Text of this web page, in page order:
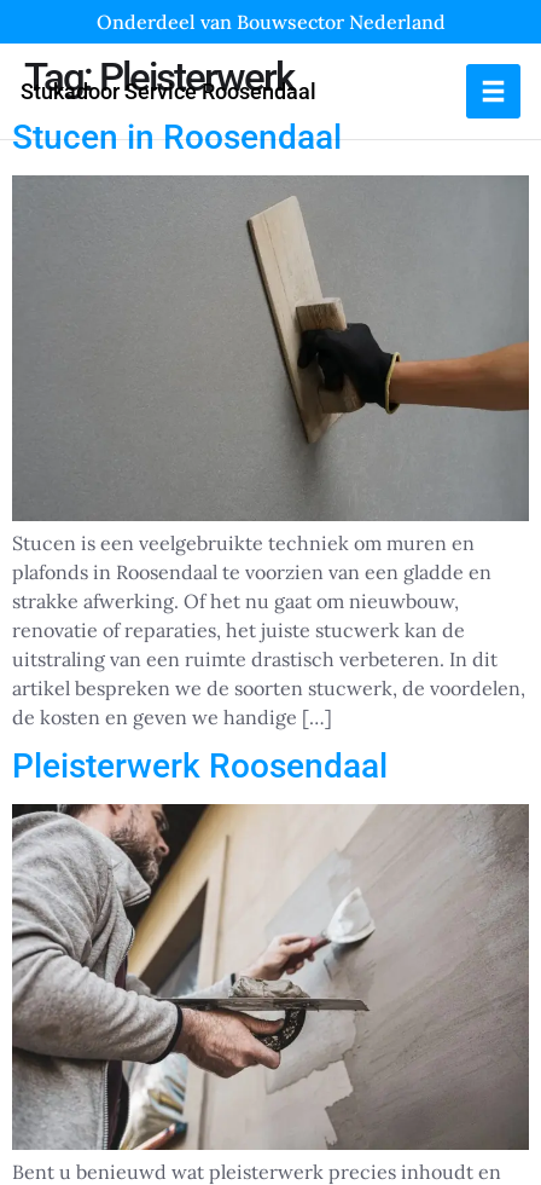
Onderdeel van Bouwsector Nederland
Stukadoor Service Roosendaal
Tag:Pleisterwerk
Stucen in Roosendaal
Stucen is een veelgebruikte techniek om muren en
plafonds in Roosendaal te voorzien van een gladde en
strakke afwerking. Of het nu gaat om nieuwbouw,
renovatie of reparaties, het juiste stucwerk kan de
uitstraling van een ruimte drastisch verbeteren. In dit
artikel bespreken we de soorten stucwerk, de voordelen,
de kosten en geven we handige […]
Pleisterwerk Roosendaal
Bent u benieuwd wat pleisterwerk precies inhoudt en